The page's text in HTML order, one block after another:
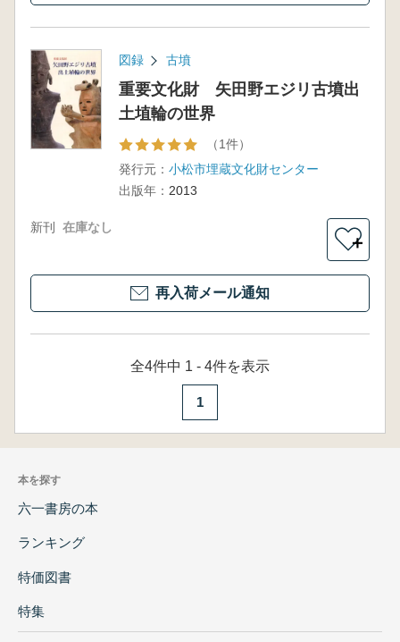
図録 古墳
重要文化財 矢田野エジリ古墳出
土埴輪の世界
（1件）
発行元： 小松市埋蔵文化財センター
出版年： 2013
新刊 在庫なし
＋
再入荷メール通知
全4件中 1 - 4件を表示
1
本を探す
六一書房の本
ランキング
特価図書
特集